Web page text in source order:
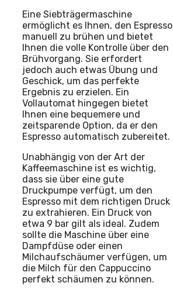
Eine Siebträgermaschine
ermöglicht es Ihnen, den Espresso
manuell zu brühen und bietet
Ihnen die volle Kontrolle über den
Brühvorgang. Sie erfordert
jedoch auch etwas Übung und
Geschick, um das perfekte
Ergebnis zu erzielen. Ein
Vollautomat hingegen bietet
Ihnen eine bequemere und
zeitsparende Option, da er den
Espresso automatisch zubereitet.
Unabhängig von der Art der
Kaffeemaschine ist es wichtig,
dass sie über eine gute
Druckpumpe verfügt, um den
Espresso mit dem richtigen Druck
zu extrahieren. Ein Druck von
etwa 9 bar gilt als ideal. Zudem
sollte die Maschine über eine
Dampfdüse oder einen
Milchaufschäumer verfügen, um
die Milch für den Cappuccino
perfekt schäumen zu können.